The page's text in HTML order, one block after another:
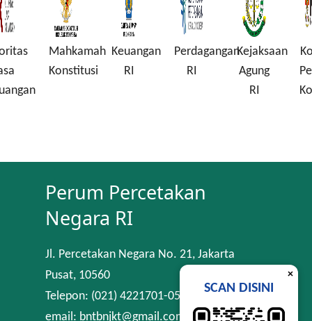
Mahkamah
Konstitusi
Keuangan
RI
PerdaganganKejaksaan
Komisi
Korupsi
Perum Percetakan
Negara RI
Jl. Percetakan Negara No. 21, Jakarta
Pusat, 10560
Telepon: (021) 4221701-05
email: bntbnjkt@gmail.com
×
SCAN DISINI